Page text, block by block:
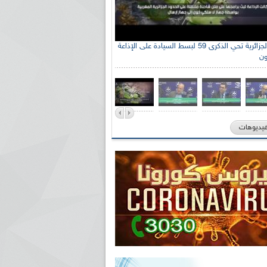
الإذاعة الجزائرية تحي الذكرى 59 لبسط السيادة على الإذاعة